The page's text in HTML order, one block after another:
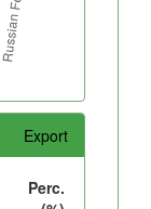
Export
Perc.